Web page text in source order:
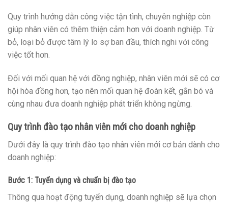
Quy trình hướng dẫn công việc tận tình, chuyên nghiệp còn
giúp nhân viên có thêm thiện cảm hơn với doanh nghiệp. Từ
bỏ, loại bỏ được tâm lý lo sợ ban đầu, thích nghi với công
việc tốt hơn.
Đối với mối quan hệ với đồng nghiệp, nhân viên mới sẽ có cơ
hội hòa đồng hơn, tạo nên mối quan hệ đoàn kết, gắn bó và
cùng nhau đưa doanh nghiệp phát triển không ngừng.
Quy trình đào tạo nhân viên mới cho doanh nghiệp
Dưới đây là quy trình đào tạo nhân viên mới cơ bản dành cho
doanh nghiệp:
Bước 1: Tuyển dụng và chuẩn bị đào tạo
Thông qua hoạt động tuyển dụng, doanh nghiệp sẽ lựa chọn